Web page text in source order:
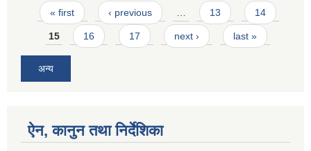
Pages
« first ‹ previous … 13 14
15 16 17 next › last »
अन्य
ऐन, कानुन तथा निर्देशिका